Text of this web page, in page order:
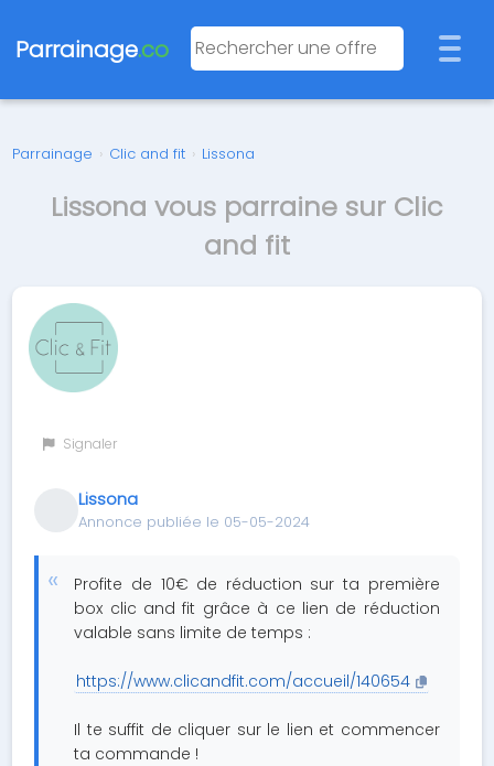
Parrainage.co
Parrainage › Clic and fit › Lissona
Lissona vous parraine sur Clic
and fit
Signaler
Lissona
Annonce publiée le 05-05-2024
Profite de 10€ de réduction sur ta première
box clic and fit grâce à ce lien de réduction
valable sans limite de temps :
https://www.clicandfit.com/accueil/140654
Il te suffit de cliquer sur le lien et commencer
ta commande !